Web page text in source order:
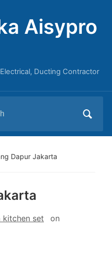
Aisypro
Ducting Contractor
Dapur Jakarta
kitchen set on